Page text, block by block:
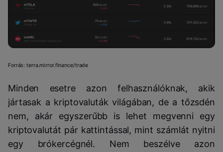
Forrás: terra.mirror.finance/trade
Minden esetre azon felhasználóknak, akik
jártasak a kriptovaluták világában, de a tőzsdén
nem, akár egyszerűbb is lehet megvenni egy
kriptovalutát pár kattintással, mint számlát nyitni
egy brókercégnél. Nem beszélve azon